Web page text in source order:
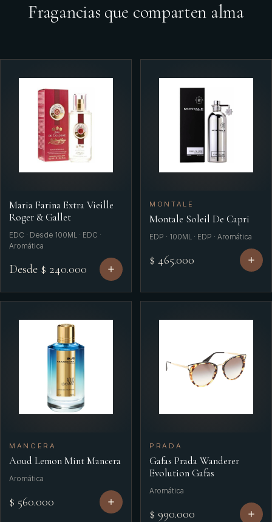
Fragancias que comparten alma
Maria Farina Extra Vieille
Roger & Gallet
EDC · Desde 100ML · EDC ·
Aromática
Desde $ 240.000
MONTALE
Montale Soleil De Capri
EDP · 100ML · EDP · Aromática
$ 465.000
MANCERA
Aoud Lemon Mint Mancera
Aromática
$ 560.000
PRADA
Gafas Prada Wanderer
Evolution Gafas
Aromática
$ 990.000